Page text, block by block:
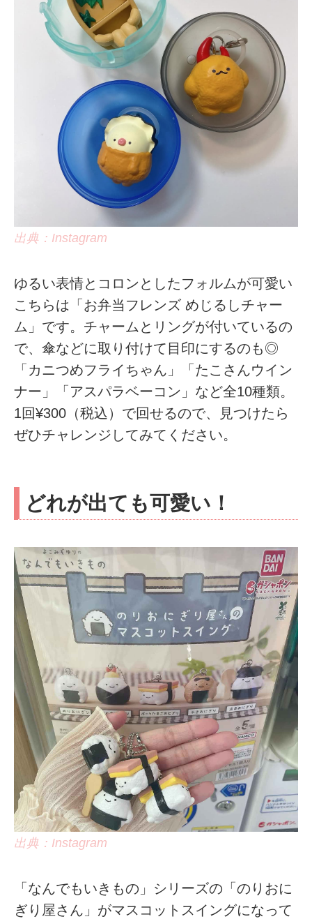
出典：Instagram
ゆるい表情とコロンとしたフォルムが可愛い
こちらは「お弁当フレンズ めじるしチャー
ム」です。チャームとリングが付いているの
で、傘などに取り付けて目印にするのも◎
「カニつめフライちゃん」「たこさんウイン
ナー」「アスパラベーコン」など全10種類。
1回¥300（税込）で回せるので、見つけたら
ぜひチャレンジしてみてください。
どれが出ても可愛い！
出典：Instagram
「なんでもいきもの」シリーズの「のりおに
ぎり屋さん」がマスコットスイングになって